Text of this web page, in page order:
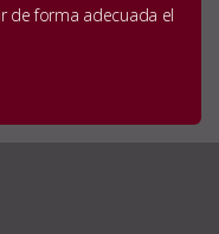
de forma adecuada el